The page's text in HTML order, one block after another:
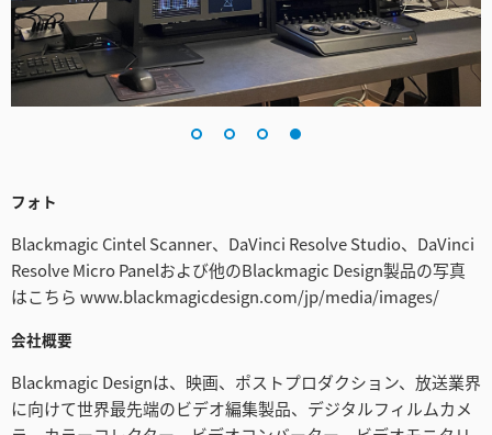
フォト
Blackmagic Cintel Scanner、DaVinci Resolve Studio、DaVinci
Resolve Micro Panelおよび他のBlackmagic Design製品の写真
はこちら www.blackmagicdesign.com/jp/media/images/
会社概要
Blackmagic Designは、映画、ポストプロダクション、放送業界
に向けて世界最先端のビデオ編集製品、デジタルフィルムカメ